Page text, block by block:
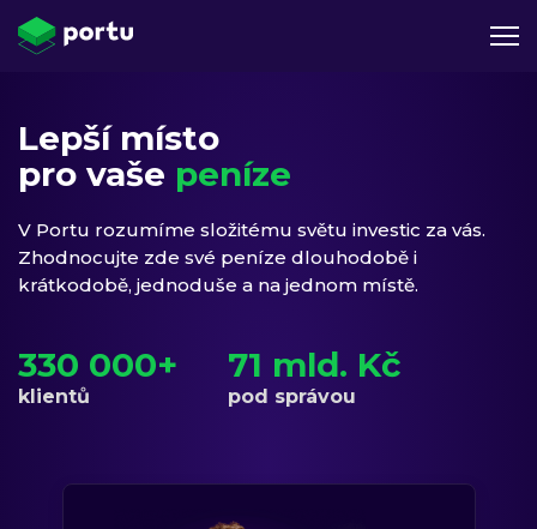
Lepší místo
pro vaše peníze
V Portu rozumíme složitému světu investic za vás.
Zhodnocujte zde své peníze dlouhodobě i
krátkodobě, jednoduše a na jednom místě.
330 000+
klientů
71 mld. Kč
pod správou